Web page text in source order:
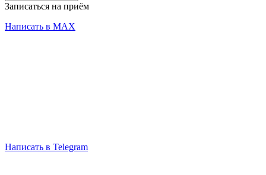
Записаться на приём
Написать в MAX
Написать в Telegram